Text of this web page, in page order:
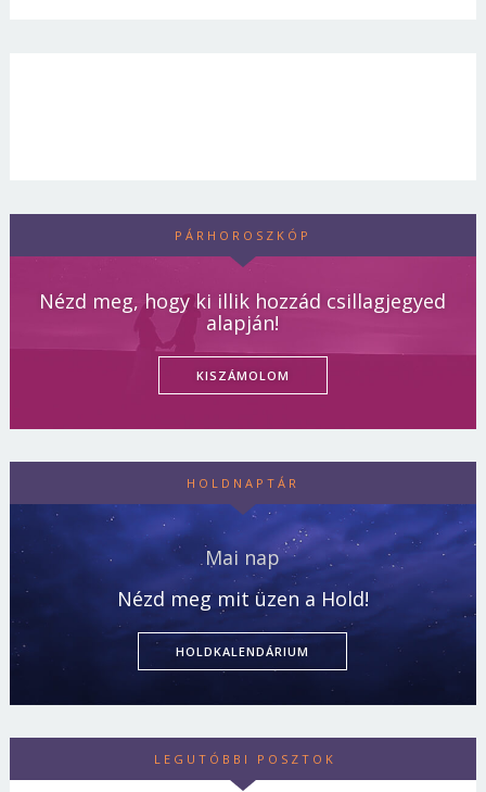
PÁRHOROSZKÓP
Nézd meg, hogy ki illik hozzád csillagjegyed
alapján!
KISZÁMOLOM
HOLDNAPTÁR
Mai nap
Nézd meg mit üzen a Hold!
HOLDKALENDÁRIUM
LEGUTÓBBI POSZTOK